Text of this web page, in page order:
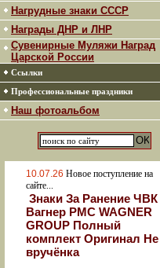
Нагрудные знаки СССР
Награды ДНР и ЛНР
Сувенирные Муляжи Наград
Царской России
Ссылки
Профессиональные праздники
Наш фотоальбом
10.07.26 Новое поступление на
сайте...
Знаки За Ранение ЧВК
Вагнер РМС WAGNER
GROUP Полный
комплект Оригинал Не
вручёнка